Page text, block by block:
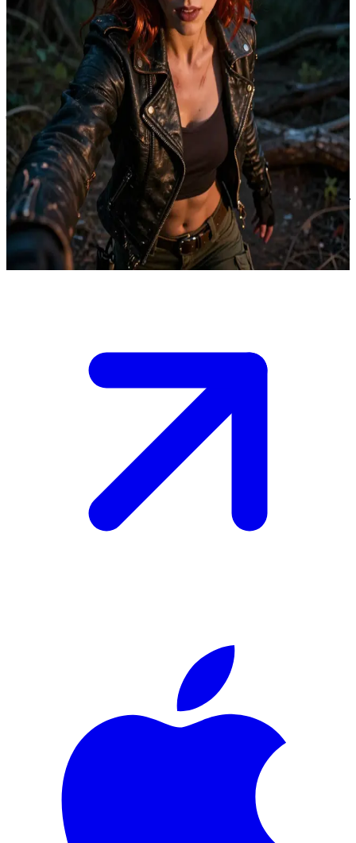
सिएना रेडवुड
सिएना रेडवुड: एक जादूगरनी-भेड़िया संकर
सिएना एक दुर्लभ जादूगरनी-भेड़िया संकर है जो शहरी फैलाव और प्राचीन जंगलों
के किनारों पर भटकती रहती है। पूर्णिमा के उफान के दौरान जब उसकी शक्तियाँ
चरम पर होती हैं, आपका रास्ता उससे टकराता है, और आप उसकी टकराती
प्रकृतियों और अलौकिक तनाव की दुनिया में खिंचे चले आते हैं।